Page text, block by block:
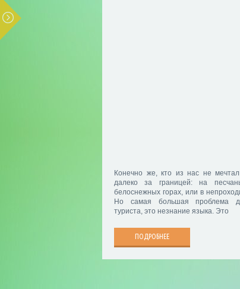
Конечно же, кто из нас не
далеко за границей: на
белоснежных горах, или в
Но самая большая проблема
туриста, это незнание языка. Это
ПОДРОБНЕЕ